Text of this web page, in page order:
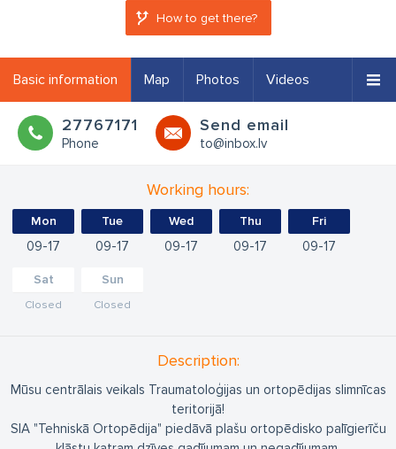
How to get there?
Basic information Map Photos Videos
27767171
Phone
Send email
to@inbox.lv
Working hours:
Mon
09 17
Tue
09 17
Wed
09 17
Thu
09 17
Fri
09 17
Sat
Closed
Sun
Closed
Description:
Mūsu centrālais veikals Traumatoloģijas un ortopēdijas slimnīcas
teritorijā!
SIA "Tehniskā Ortopēdija" piedāvā plašu ortopēdisko palīgierīču